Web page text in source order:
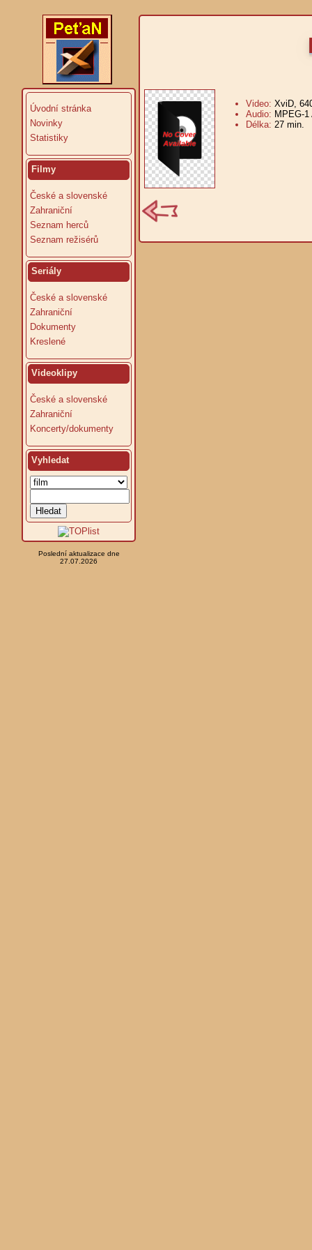
Úvodní stránka
Novinky
Statistiky
Filmy
České a slovenské
Zahraniční
Seznam herců
Seznam režisérů
Seriály
České a slovenské
Zahraniční
Dokumenty
Kreslené
Videoklipy
České a slovenské
Zahraniční
Koncerty/dokumenty
Vyhledat
Poslední aktualizace dne
27.07.2026
Video: XviD,
Audio: MPEG-
Délka: 27 min.